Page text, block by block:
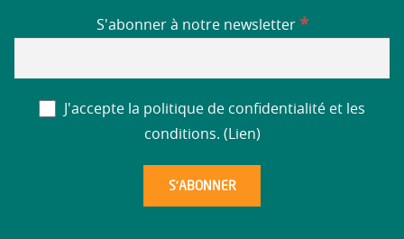
S'abonner à notre newsletter *
J'accepte la politique de confidentialité et les
conditions. ( Lien)